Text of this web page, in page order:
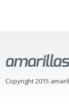
Copyright 2015